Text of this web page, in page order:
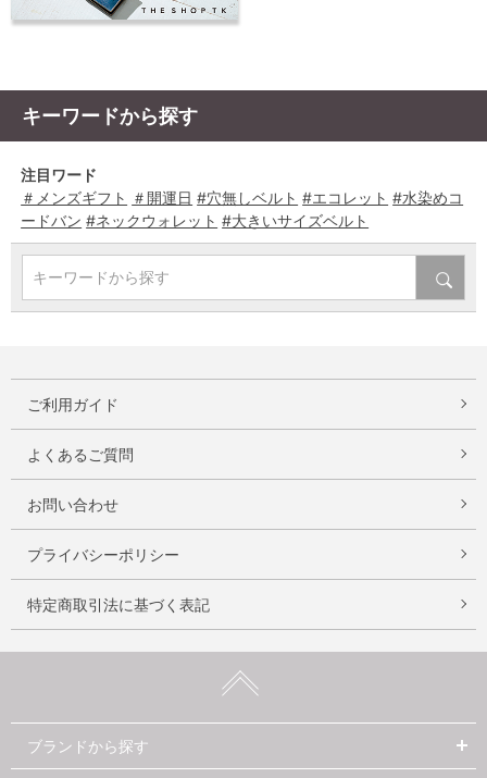
キーワードから探す
注目ワード
＃メンズギフト ＃開運日 #穴無しベルト #エコレット #水染めコ
ードバン #ネックウォレット #大きいサイズベルト
キーワードから探す
ご利用ガイド
よくあるご質問
お問い合わせ
プライバシーポリシー
特定商取引法に基づく表記
ブランドから探す